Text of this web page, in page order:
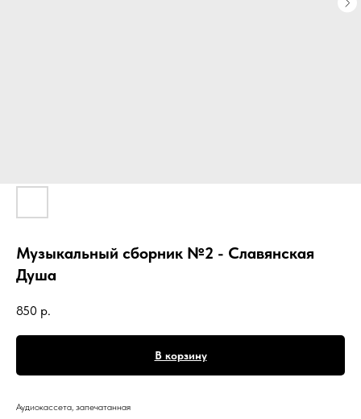
Музыкальный сборник №2 - Славянская
Душа
850 р.
В корзину
Аудиокассета, запечатанная